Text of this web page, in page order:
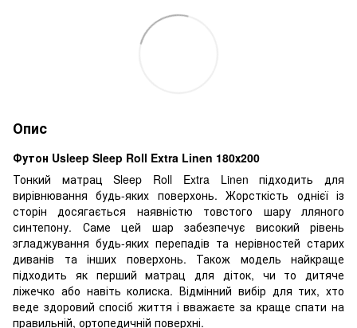
Опис
Футон Usleep Sleep Roll Extra Linen 180х200
Тонкий матрац Sleep Roll Extra Linen підходить для
вирівнювання будь-яких поверхонь. Жорсткість однієї із
сторін досягається наявністю товстого шару лляного
синтепону. Саме цей шар забезпечує високий рівень
згладжування будь-яких перепадів та нерівностей старих
диванів та інших поверхонь. Також модель найкраще
підходить як перший матрац для діток, чи то дитяче
ліжечко або навіть колиска. Відмінний вибір для тих, хто
веде здоровий спосіб життя і вважаєте за краще спати на
правильній, ортопедичній поверхні.